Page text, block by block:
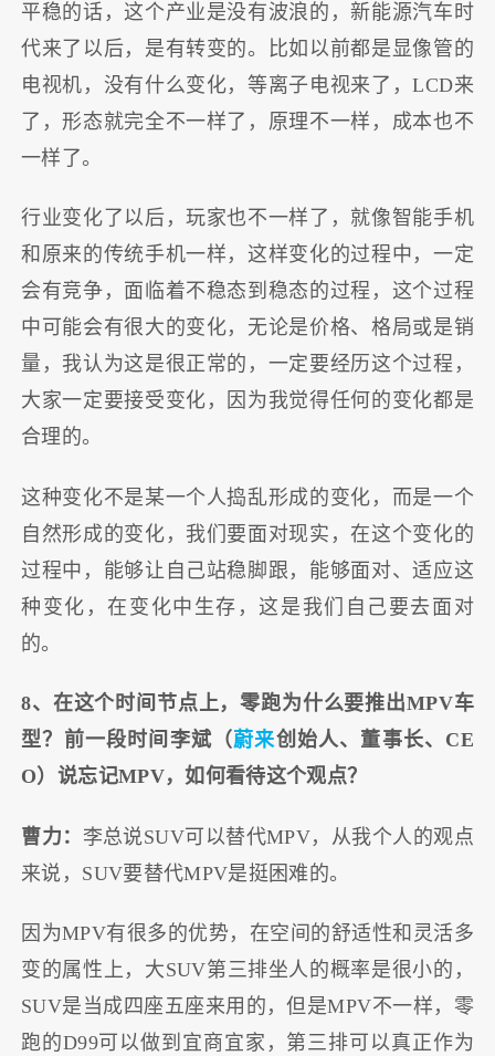
平稳的话，这个产业是没有波浪的，新能源汽车时
代来了以后，是有转变的。比如以前都是显像管的
电视机，没有什么变化，等离子电视来了，LCD来
了，形态就完全不一样了，原理不一样，成本也不
一样了。
行业变化了以后，玩家也不一样了，就像智能手机
和原来的传统手机一样，这样变化的过程中，一定
会有竞争，面临着不稳态到稳态的过程，这个过程
中可能会有很大的变化，无论是价格、格局或是销
量，我认为这是很正常的，一定要经历这个过程，
大家一定要接受变化，因为我觉得任何的变化都是
合理的。
这种变化不是某一个人捣乱形成的变化，而是一个
自然形成的变化，我们要面对现实，在这个变化的
过程中，能够让自己站稳脚跟，能够面对、适应这
种变化，在变化中生存，这是我们自己要去面对
的。
8、在这个时间节点上，零跑为什么要推出MPV车
型？前一段时间李斌（蔚来创始人、董事长、CE
O）说忘记MPV，如何看待这个观点？
曹力： 李总说SUV可以替代MPV，从我个人的观点
来说， SUV要替代MPV是挺困难的。
因为MPV有很多的优势，在空间的舒适性和灵活多
变的属性上，大SUV第三排坐人的概率是很小的，
SUV是当成四座五座来用的，但是MPV不一样，零
跑的D99可以做到宜商宜家，第三排可以真正作为